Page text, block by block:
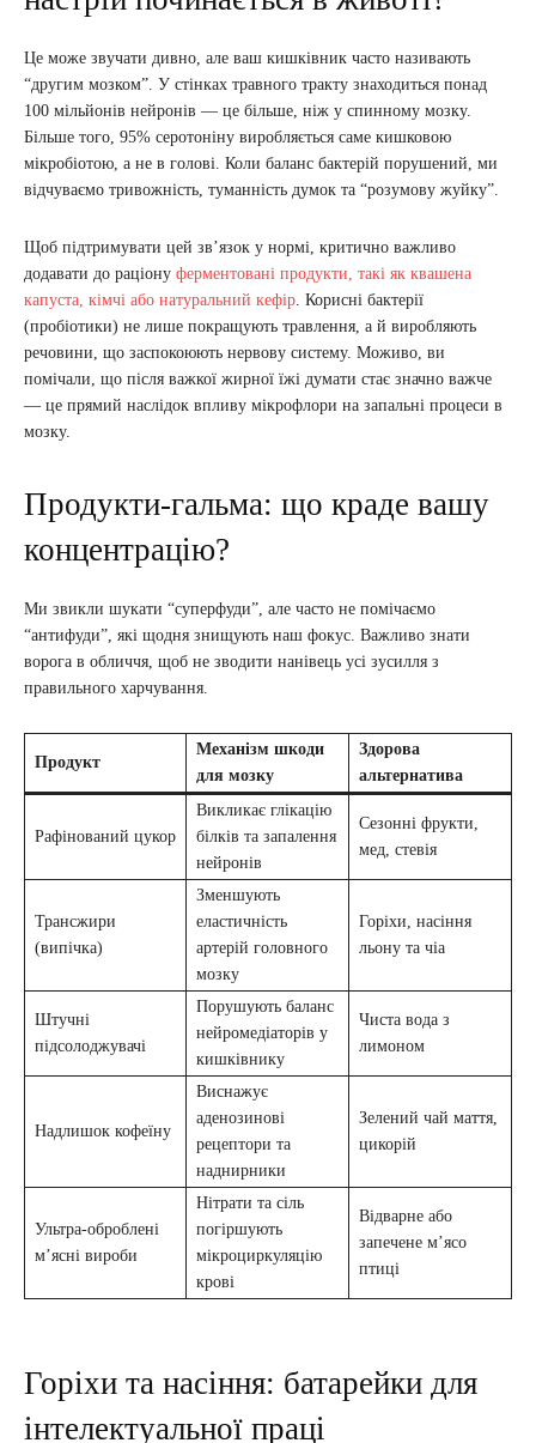
Це може звучати дивно, але ваш кишківник часто називають
“другим мозком”. У стінках травного тракту знаходиться понад
100 мільйонів нейронів — це більше, ніж у спинному мозку.
Більше того, 95% серотоніну виробляється саме кишковою
мікробіотою, а не в голові. Коли баланс бактерій порушений, ми
відчуваємо тривожність, туманність думок та “розумову жуйку”.
Щоб підтримувати цей зв’язок у нормі, критично важливо
додавати до раціону ферментовані продукти, такі як квашена
капуста, кімчі або натуральний кефір . Корисні бактерії
(пробіотики) не лише покращують травлення, а й виробляють
речовини, що заспокоюють нервову систему. Моживо, ви
помічали, що після важкої жирної їжі думати стає значно важче
— це прямий наслідок впливу мікрофлори на запальні процеси в
мозку.
Продукти-гальма: що краде вашу
концентрацію?
Ми звикли шукати “суперфуди”, але часто не помічаємо
“антифуди”, які щодня знищують наш фокус. Важливо знати
ворога в обличчя, щоб не зводити нанівець усі зусилля з
правильного харчування.
Продукт
Механізм шкоди
для мозку
Здорова
альтернатива
Рафінований цукор
Викликає глікацію
білків та запалення
нейронів
Сезонні фрукти,
мед, стевія
Трансжири
(випічка)
Зменшують
еластичність
артерій головного
мозку
Горіхи, насіння
льону та чіа
Штучні
підсолоджувачі
Порушують баланс
нейромедіаторів у
кишківнику
Чиста вода з
лимоном
Надлишок кофеїну
Виснажує
аденозинові
рецептори та
наднирники
Зелений чай маття,
цикорій
Ультра-оброблені
м’ясні вироби
Нітрати та сіль
погіршують
мікроциркуляцію
крові
Відварне або
запечене м’ясо
птиці
Горіхи та насіння: батарейки для
інтелектуальної праці